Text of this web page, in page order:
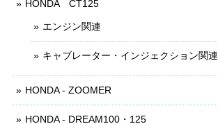
HONDA CT125
エンジン関連
キャブレーター・インジェクション関連
HONDA - ZOOMER
HONDA - DREAM100・125